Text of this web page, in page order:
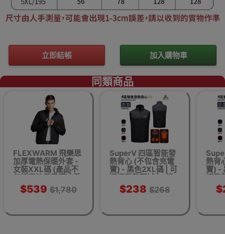
立即結帳 加入購物車
同類商品
FLEXWARM 飛樂思
加厚電熱保暖外套 -
女裝XXL碼 (產品不
包括電池需另購)| 香
港行貨 Smart
Heating Jacke廿
$539 $1,780
SuperV 四區智能發
熱背心 (不包含充電
寶) - 黑色2XL碼 | 可
選擇發熱區域 | 3檔
溫控發熱 | 香港行貨
$238 $268
熱背
寶) -
擇發
控